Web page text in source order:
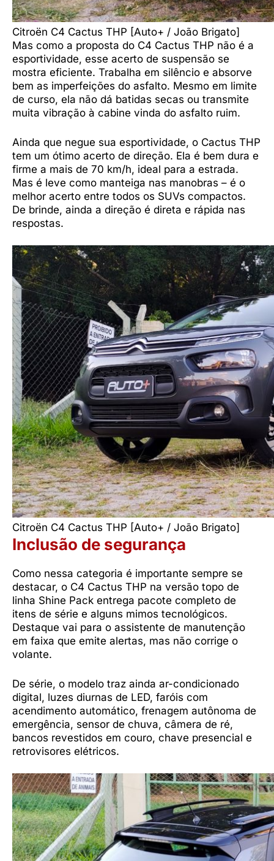
Citroën C4 Cactus THP [Auto+ / João Brigato]
Mas como a proposta do C4 Cactus THP não é a
esportividade, esse acerto de suspensão se
mostra eficiente. Trabalha em silêncio e absorve
bem as imperfeições do asfalto. Mesmo em limite
de curso, ela não dá batidas secas ou transmite
muita vibração à cabine vinda do asfalto ruim.
Ainda que negue sua esportividade, o Cactus THP
tem um ótimo acerto de direção. Ela é bem dura e
firme a mais de 70 km/h, ideal para a estrada.
Mas é leve como manteiga nas manobras – é o
melhor acerto entre todos os SUVs compactos.
De brinde, ainda a direção é direta e rápida nas
respostas.
Citroën C4 Cactus THP [Auto+ / João Brigato]
Inclusão de segurança
Como nessa categoria é importante sempre se
destacar, o C4 Cactus THP na versão topo de
linha Shine Pack entrega pacote completo de
itens de série e alguns mimos tecnológicos.
Destaque vai para o assistente de manutenção
em faixa que emite alertas, mas não corrige o
volante.
De série, o modelo traz ainda ar-condicionado
digital, luzes diurnas de LED, faróis com
acendimento automático, frenagem autônoma de
emergência, sensor de chuva, câmera de ré,
bancos revestidos em couro, chave presencial e
retrovisores elétricos.